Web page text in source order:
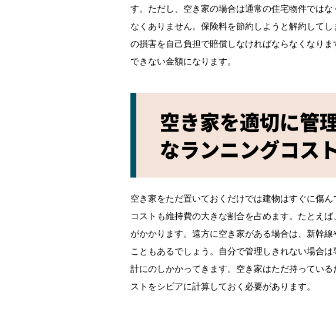
す。ただし、空き家の場合は通常の住宅物件では
なくありません。保険料を節約しようと解約して
の損害を自己負担で賠償しなければならなくなり
できない金額になります。
空き家を適切に管
なランニングコス
空き家をただ置いておくだけでは建物はすぐに傷
コストも維持費の大きな割合を占めます。たとえ
がかかります。遠方に空き家がある場合は、新幹
こともあるでしょう。自分で管理しきれない場合
計にのしかかってきます。空き家はただ持ってい
ストをシビアに計算しておく必要があります。